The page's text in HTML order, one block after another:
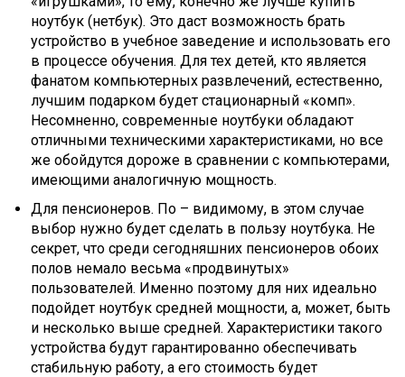
ноутбук (нетбук). Это даст возможность брать
устройство в учебное заведение и использовать его
в процессе обучения. Для тех детей, кто является
фанатом компьютерных развлечений, естественно,
лучшим подарком будет стационарный «комп».
Несомненно, современные ноутбуки обладают
отличными техническими характеристиками, но все
же обойдутся дороже в сравнении с компьютерами,
имеющими аналогичную мощность.
Для пенсионеров. По – видимому, в этом случае
выбор нужно будет сделать в пользу ноутбука. Не
секрет, что среди сегодняшних пенсионеров обоих
полов немало весьма «продвинутых»
пользователей. Именно поэтому для них идеально
подойдет ноутбук средней мощности, а, может, быть
и несколько выше средней. Характеристики такого
устройства будут гарантированно обеспечивать
стабильную работу, а его стоимость будет